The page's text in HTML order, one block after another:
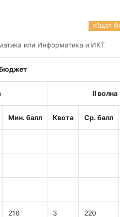
общая
или Информатика и ИКТ
II волна
Мин. балл Квота Ср. балл
216 3 220